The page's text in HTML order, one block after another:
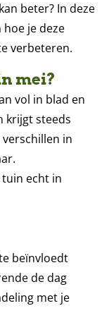
beter? In deze
je deze
verbeteren.
mei?
vol in blad en
krijgt steeds
in
echt in
beïnvloedt
de dag
met je